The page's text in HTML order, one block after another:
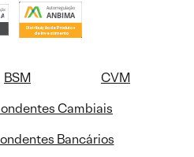
BSM
CVM
Cambiais
Bancários